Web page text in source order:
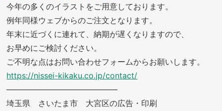
今年の多くのイラストをご用意しております。
例年同様ウェブからのご注文となります。
年末に近づくに連れて、納期が遅くなりますので、
お早めにご検討ください。
ご不明な点はお問い合わせフォームからお願いします。
https://nissei-kikaku.co.jp/contact/
——————————————
埼玉県 さいたま市 大宮区の広告・印刷